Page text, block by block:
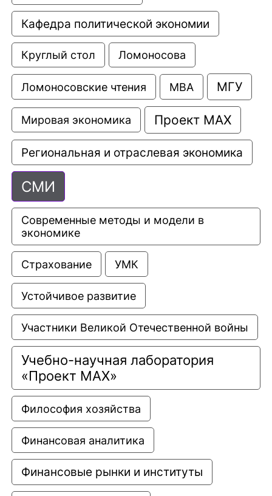
Кафедра политической экономии
Круглый стол Ломоносова
Ломоносовские чтения МВА МГУ
Мировая экономика Проект МАХ
Региональная и отраслевая экономика
СМИ
Современные методы и модели в
экономике
Страхование УМК
Устойчивое развитие
Участники Великой Отечественной войны
Учебно-научная лаборатория
«Проект МАХ»
Философия хозяйства
Финансовая аналитика
Финансовые рынки и институты